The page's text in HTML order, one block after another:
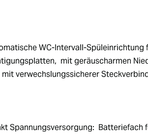
WC-Intervall-Spüleinrichtung
mit geräuscharmen
verwechslungssicherer
Batteriefach